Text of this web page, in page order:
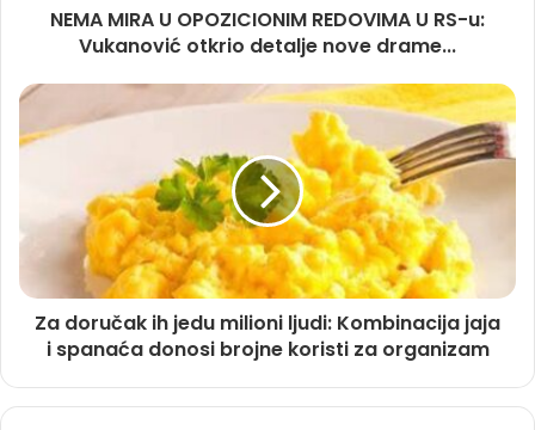
NEMA MIRA U OPOZICIONIM REDOVIMA U RS-u:
Vukanović otkrio detalje nove drame...
Za doručak ih jedu milioni ljudi: Kombinacija jaja
i spanaća donosi brojne koristi za organizam